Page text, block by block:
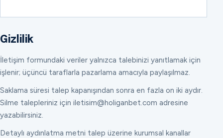
Gizlilik
İletişim formundaki veriler yalnızca talebinizi yanıtlamak için
işlenir; üçüncü taraflarla pazarlama amacıyla paylaşılmaz.
Saklama süresi talep kapanışından sonra en fazla on iki aydır.
Silme talepleriniz için iletisim@holiganbet.com adresine
yazabilirsiniz.
Detaylı aydınlatma metni talep üzerine kurumsal kanallar